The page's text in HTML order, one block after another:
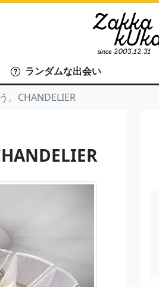
ランダムな出会い
。CHANDELIER